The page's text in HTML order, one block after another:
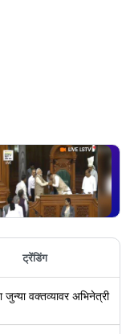
ट्रेंडिंग
वक्तव्यावर अभिनेत्री